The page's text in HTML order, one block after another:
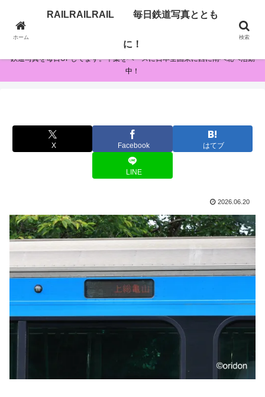
RAILRAILRAIL 毎日鉄道写真とともに！
鉄道写真を毎日UPしてます。千葉をベースに日本全国東に西に南へ北へ活動
中！
X Facebook はてブ
LINE
2026.06.20
ホーム
RAILRAILRAIL 毎日鉄道写真ととも
に！
検索